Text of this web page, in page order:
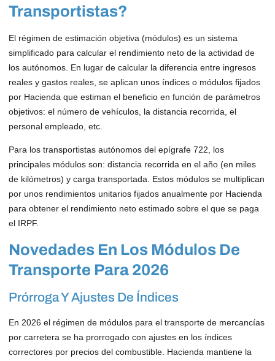
Transportistas?
El régimen de estimación objetiva (módulos) es un sistema
simplificado para calcular el rendimiento neto de la actividad de
los autónomos. En lugar de calcular la diferencia entre ingresos
reales y gastos reales, se aplican unos índices o módulos fijados
por Hacienda que estiman el beneficio en función de parámetros
objetivos: el número de vehículos, la distancia recorrida, el
personal empleado, etc.
Para los transportistas autónomos del epígrafe 722, los
principales módulos son: distancia recorrida en el año (en miles
de kilómetros) y carga transportada. Estos módulos se multiplican
por unos rendimientos unitarios fijados anualmente por Hacienda
para obtener el rendimiento neto estimado sobre el que se paga
el IRPF.
Novedades En Los Módulos De
Transporte Para 2026
Prórroga Y Ajustes De Índices
En 2026 el régimen de módulos para el transporte de mercancías
por carretera se ha prorrogado con ajustes en los índices
correctores por precios del combustible. Hacienda mantiene la